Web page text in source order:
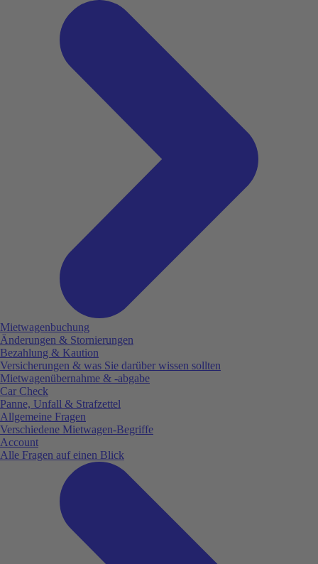
Mietwagenbuchung
Änderungen & Stornierungen
Bezahlung & Kaution
Versicherungen & was Sie darüber wissen sollten
Mietwagenübernahme & -abgabe
Car Check
Panne, Unfall & Strafzettel
Allgemeine Fragen
Verschiedene Mietwagen-Begriffe
Account
Alle Fragen auf einen Blick